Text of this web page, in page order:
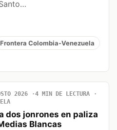
Frontera Colombia-Venezuela
2026
4 MIN DE LECTURA
dos jonrones en paliza
Blancas